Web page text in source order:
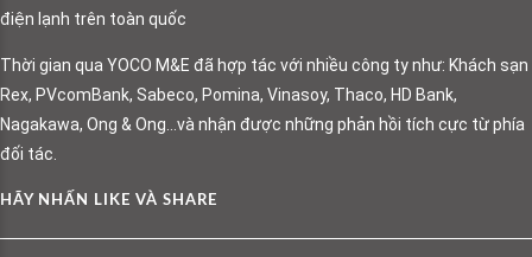
điện lạnh trên toàn quốc
Thời gian qua YOCO M&E đã hợp tác với nhiều công ty như: Khách sạn
Rex, PVcomBank, Sabeco, Pomina, Vinasoy, Thaco, HD Bank,
Nagakawa, Ong & Ong…và nhận được những phản hồi tích cực từ phía
đối tác.
HÃY NHẤN LIKE VÀ SHARE